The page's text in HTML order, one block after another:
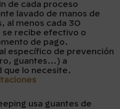
de cada proceso
lavado de manos de
al menos cada 30
se recibe efectivo o
de pago.
específico de prevención
guantes…) a
que lo necesite.
usa guantes de